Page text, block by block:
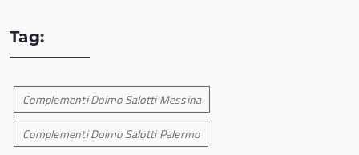
Tag:
Complementi Doimo Salotti Messina
Complementi Doimo Salotti Palermo